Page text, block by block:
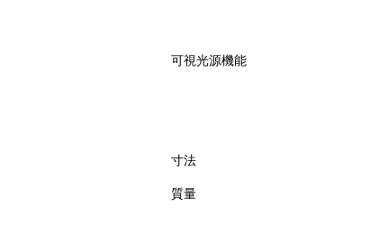
可視光源機能
寸法
質量